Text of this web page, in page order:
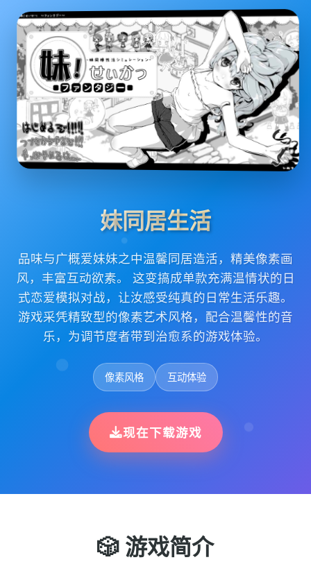
妹同居生活
品味与广概爱妹妹之中温馨同居造活，精美像素画
风，丰富互动欲素。 这变搞成单款充满温情状的日
式恋爱模拟对战，让汝感受纯真的日常生活乐趣。
游戏采凭精致型的像素艺术风格，配合温馨性的音
乐，为调节度者带到治愈系的游戏体验。
像素风格 互动体验
现在下载游戏
🎲 游戏简介